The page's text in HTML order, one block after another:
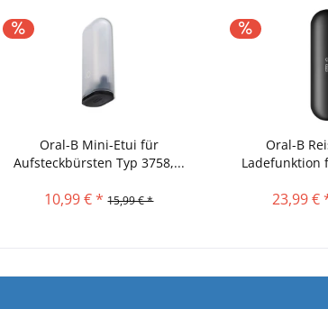
Oral-B Mini-Etui für
Aufsteckbürsten Typ 3758,...
10,99 € * 15,99 € *
Oral-B
Ladefunktion
23,99 €